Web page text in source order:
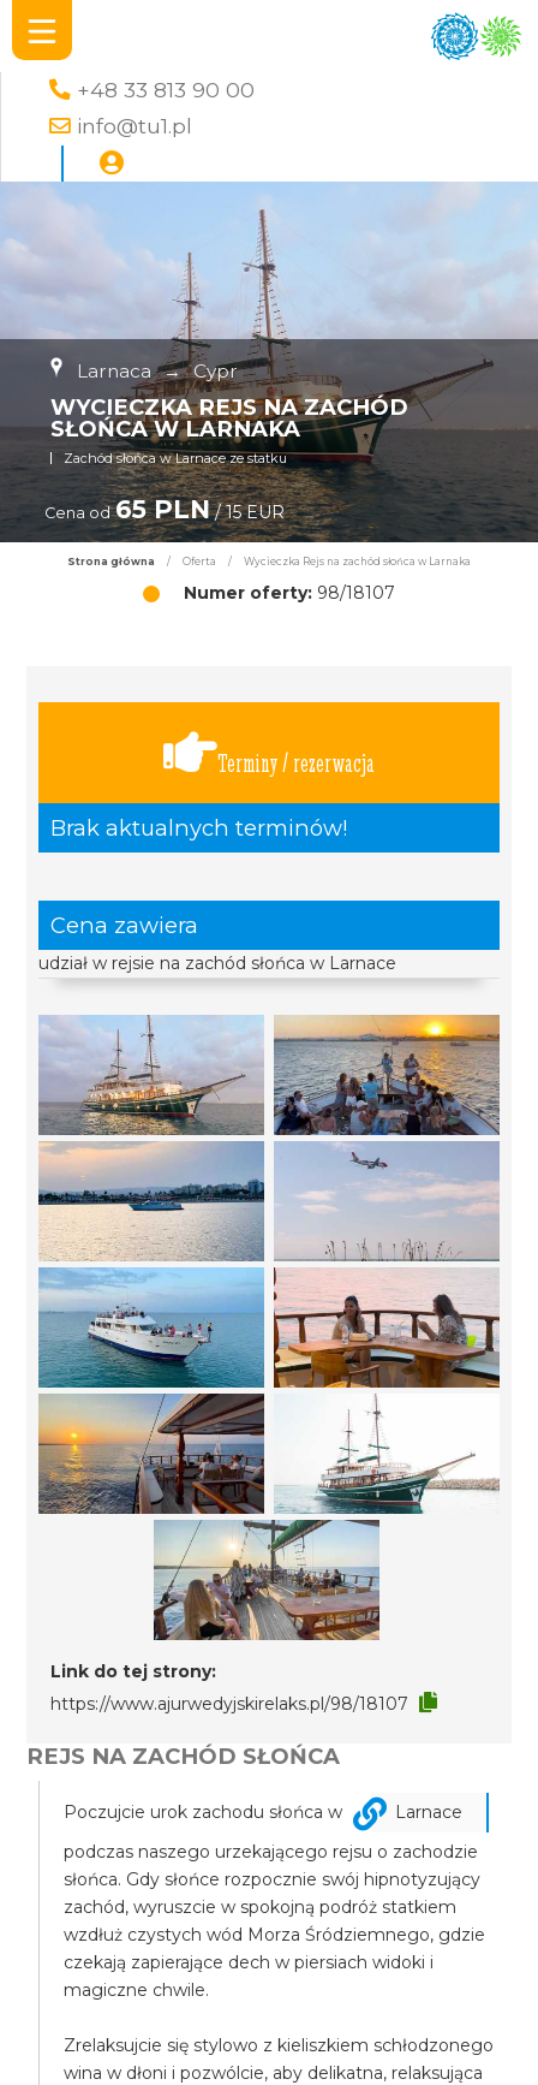
+48 33 813 90 00
info@tu1.pl
Larnaca → Cypr
WYCIECZKA REJS NA ZACHÓD
SŁOŃCA W LARNAKA
Zachód słońca w Larnace ze statku
Cena od 65 PLN/ 15 EUR
Strona główna / Oferta / Wycieczka Rejs na zachód słońca w Larnaka
Numer oferty: 98/18107
Terminy / rezerwacja
Brak aktualnych terminów!
Cena zawiera
udział w rejsie na zachód słońca w Larnace
Link do tej strony:
https://www.ajurwedyjskirelaks.pl/98/18107
REJS NA ZACHÓD SŁOŃCA
Poczujcie urok zachodu słońca w
Larnace
podczas naszego urzekającego rejsu o zachodzie
słońca. Gdy słońce rozpocznie swój hipnotyzujący
zachód, wyruszcie w spokojną podróż statkiem
wzdłuż czystych wód Morza Śródziemnego, gdzie
czekają zapierające dech w piersiach widoki i
magiczne chwile.
Zrelaksujcie się stylowo z kieliszkiem schłodzonego
wina w dłoni i pozwólcie, aby delikatna, relaksująca